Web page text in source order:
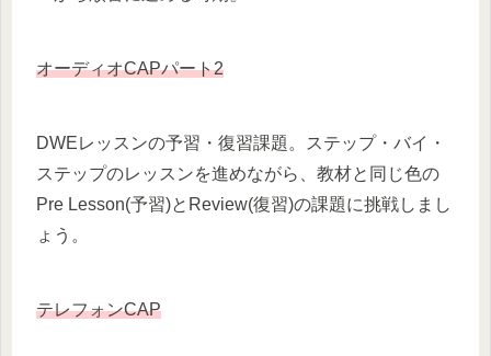
オーディオCAPパート2
DWEレッスンの予習・復習課題。ステップ・バイ・
ステップのレッスンを進めながら、教材と同じ色の
Pre Lesson(予習)とReview(復習)の課題に挑戦しまし
ょう。
テレフォンCAP